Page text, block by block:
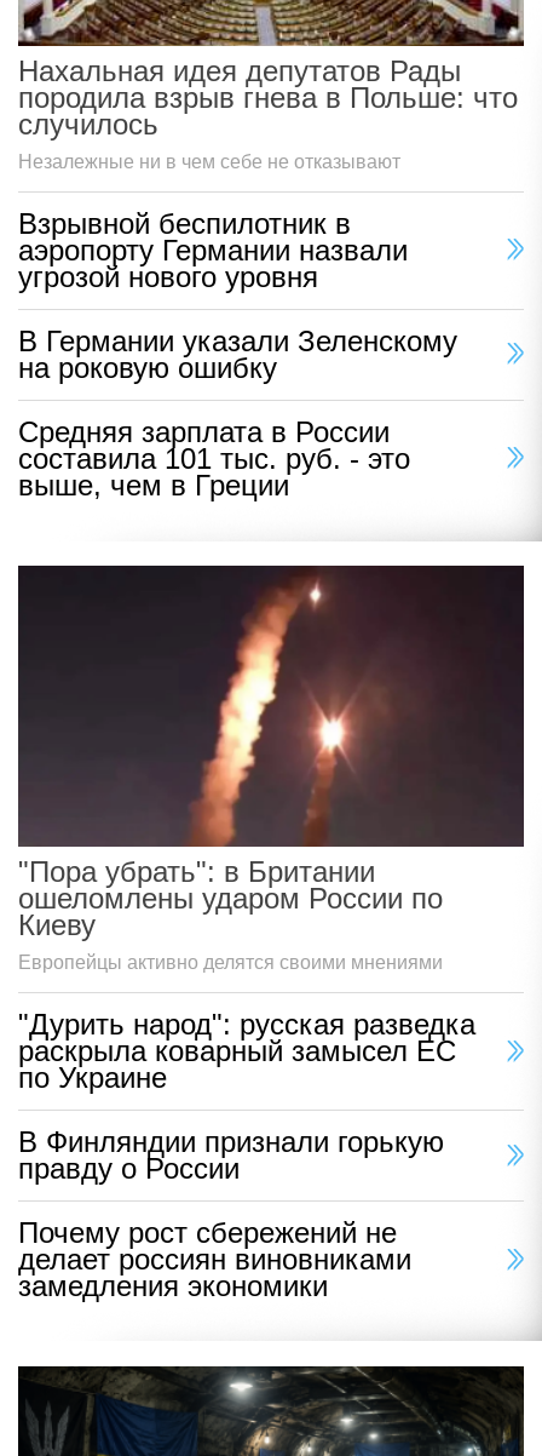
Нахальная идея депутатов Рады
породила взрыв гнева в Польше: что
случилось
Незалежные ни в чем себе не отказывают
Взрывной беспилотник в
аэропорту Германии назвали
угрозой нового уровня
В Германии указали Зеленскому
на роковую ошибку
Средняя зарплата в России
составила 101 тыс. руб. - это
выше, чем в Греции
"Пора убрать": в Британии
ошеломлены ударом России по
Киеву
Европейцы активно делятся своими мнениями
"Дурить народ": русская разведка
раскрыла коварный замысел ЕС
по Украине
В Финляндии признали горькую
правду о России
Почему рост сбережений не
делает россиян виновниками
замедления экономики